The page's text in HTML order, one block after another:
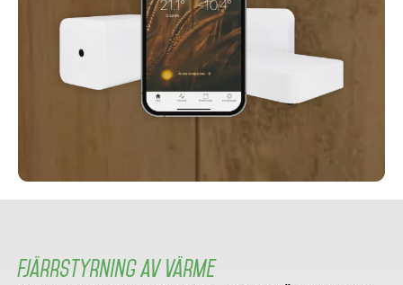
Fjärrstyrning av värme